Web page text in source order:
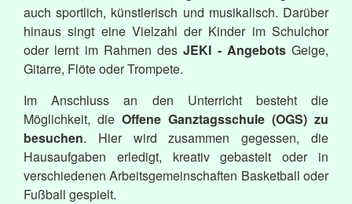
auch sportlich, künstlerisch und musikalisch. Darüber
hinaus singt eine Vielzahl der Kinder im Schulchor
oder lernt im Rahmen desJEKI - AngebotsGeige,
Gitarre, Flöte oder Trompete.
Im Anschluss an den Unterricht besteht die
Möglichkeit, die Offene Ganztagsschule (OGS) zu
besuchen. Hier wird zusammen gegessen, die
Hausaufgaben erledigt, kreativ gebastelt oder in
verschiedenen Arbeitsgemeinschaften Basketball oder
Fußball gespielt.